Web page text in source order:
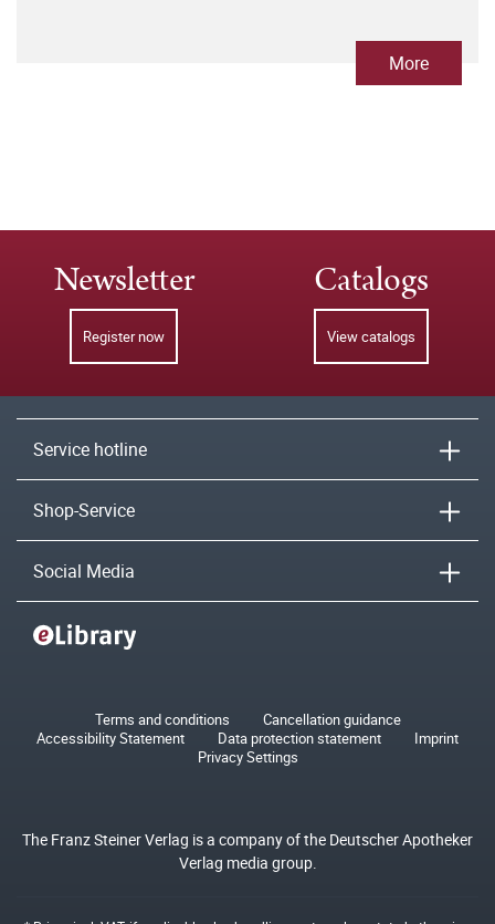
More
Newsletter
Register now
Catalogs
View catalogs
Service hotline
Shop-Service
Social Media
Terms and conditions
Cancellation guidance
Accessibility Statement
Data protection statement
Imprint
Privacy Settings
The Franz Steiner Verlag is a company of the Deutscher Apotheker
Verlag media group.